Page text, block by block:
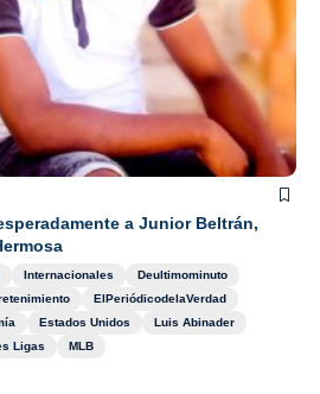
a Junior Beltrán,
Internacionales
Deultimominuto
ElPeriódicodelaVerdad
Estados Unidos
Luis Abinader
Ligas MLB